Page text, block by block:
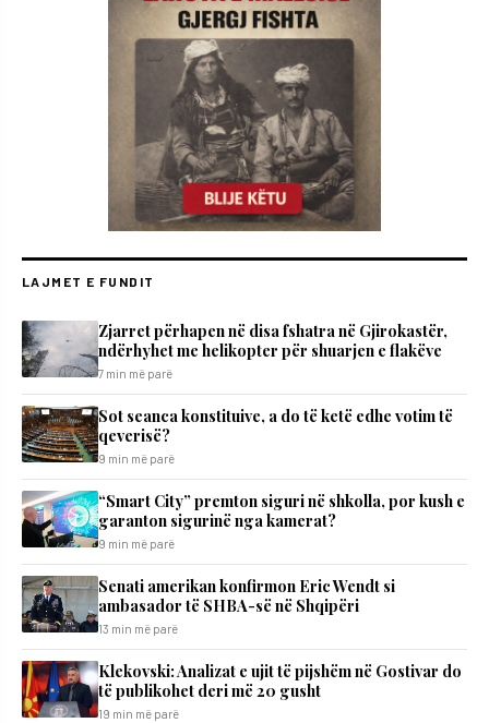
LAJMET E FUNDIT
Zjarret përhapen në disa fshatra në Gjirokastër,
ndërhyhet me helikopter për shuarjen e flakëve
7 min më parë
Sot seanca konstituive, a do të ketë edhe votim të
qeverisë?
9 min më parë
“Smart City” premton siguri në shkolla, por kush e
garanton sigurinë nga kamerat?
9 min më parë
Senati amerikan konfirmon Eric Wendt si
ambasador të SHBA-së në Shqipëri
13 min më parë
Klekovski: Analizat e ujit të pijshëm në Gostivar do
të publikohet deri më 20 gusht
19 min më parë